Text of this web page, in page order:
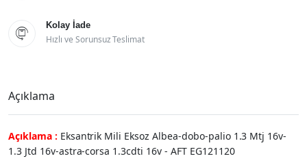

Kolay İade
Hızlı ve Sorunsuz Teslimat
Açıklama
Açıklama : Eksantrik Mili Eksoz Albea-dobo-palio 1.3 Mtj 16v-
1.3 Jtd 16v-astra-corsa 1.3cdti 16v - AFT EG121120